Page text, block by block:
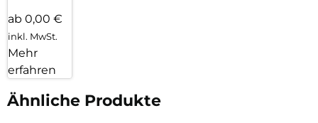
ab 0,00 €
inkl. MwSt.
Mehr
erfahren
Ähnliche Produkte